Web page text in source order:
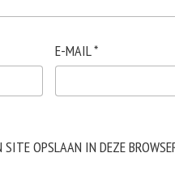
E-MAIL*
OPSLAAN IN DEZE